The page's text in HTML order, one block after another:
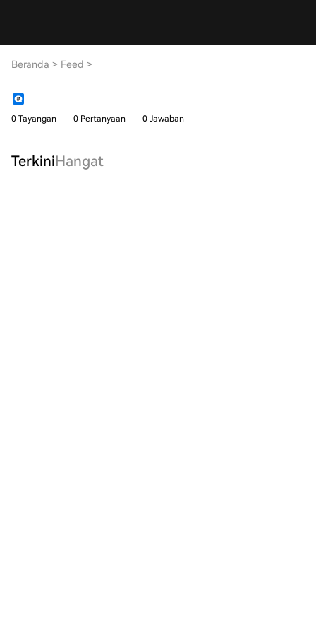
Beranda > Feed >
0 Tayangan 0 Pertanyaan 0 Jawaban
TerkiniHangat